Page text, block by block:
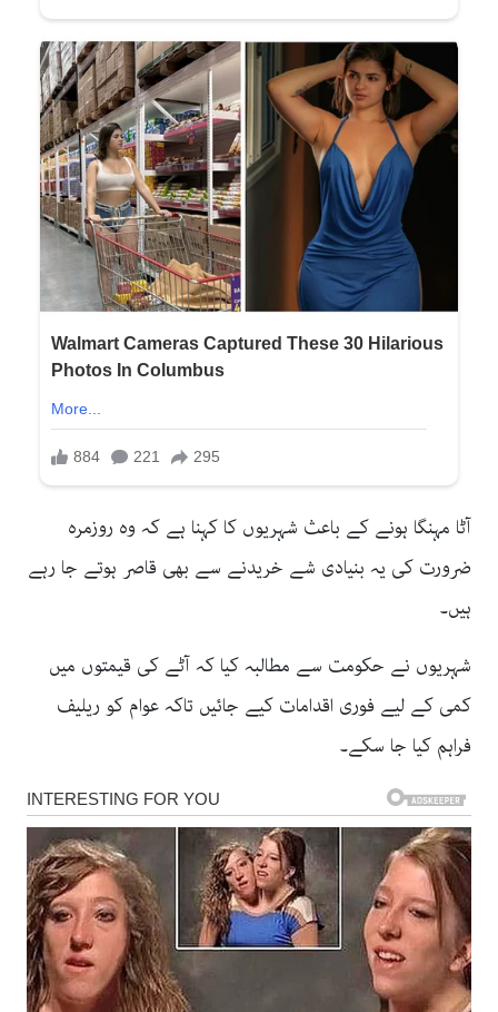
آٹا مہنگا ہونے کے باعث شہریوں کا کہنا ہے کہ وہ روزمرہ
ضرورت کی یہ بنیادی شے خریدنے سے بھی قاصر ہوتے جا رہے
ہیں۔
شہریوں نے حکومت سے مطالبہ کیا کہ آٹے کی قیمتوں میں
کمی کے لیے فوری اقدامات کیے جائیں تاکہ عوام کو ریلیف
فراہم کیا جا سکے۔